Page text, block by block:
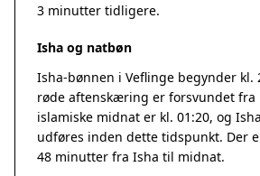
3 minutter tidligere.
Isha og natbøn
Isha-bønnen i Veflinge begynder kl.
røde aftenskæring er forsvundet fra
islamiske midnat er kl. 01:20, og
udføres inden dette tidspunkt. Der
48 minutter fra Isha til midnat.